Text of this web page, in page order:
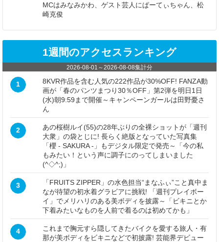
MCはみなみかわ、ゲスト芸人にぱーてぃちゃん、松
崎克俊
1週間のアクセスランキング
2026-08-01 ～ 2026-08-08集計分
1
8KVR作品を含む人気の222作品が30%OFF! FANZA動
画が「春のパンツまつり30％OFF」第2弾を明日1日
(水)朝9:59まで開催～キャンペーンガールは田野憂さ
ん
2
あの桜樹ルイ(55)の28年ぶりの全裸ショットが「週刊
大衆」の袋とじに! 長らく絶版となっていた写真集
「櫻 - SAKURA -」もデジタル限定で発売～「今の私
もみたい！という声に調子にのってしまいました
(^◇^;)」
3
「FRUITS ZIPPER」の水色担当“まなふぃ”こと真中ま
なが待望の初水着グラビアに挑戦! 「週刊プレイボー
イ」でメリハリのある美ボディを披露～「ビキニとか
下着みたいなものを人前で着るのは初めてかも」
4
これまで胸元すら隠してきたバイクを愛する旅人・有
那が美ボディをビキニなどで初披露! 芸能界デビュー